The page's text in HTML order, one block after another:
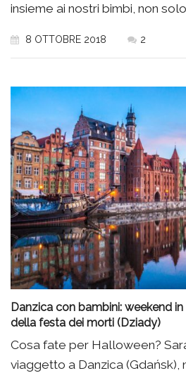
insieme ai nostri bimbi, non
8 OTTOBRE 2018 2
Danzica con bambini: weekend
della festa dei morti (Dziady)
Cosa fate per Halloween?
viaggetto a Danzica